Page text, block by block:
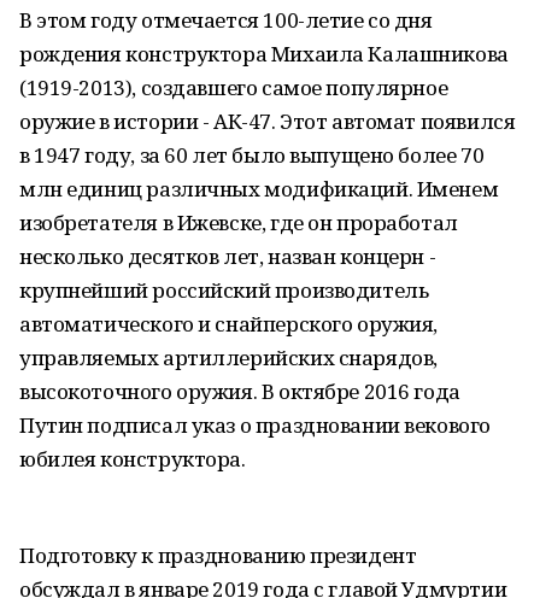
В этом году отмечается 100-летие со дня
рождения конструктора Михаила Калашникова
(1919-2013), создавшего самое популярное
оружие в истории - АК-47. Этот автомат появился
в 1947 году, за 60 лет было выпущено более 70
млн единиц различных модификаций. Именем
изобретателя в Ижевске, где он проработал
несколько десятков лет, назван концерн -
крупнейший российский производитель
автоматического и снайперского оружия,
управляемых артиллерийских снарядов,
высокоточного оружия. В октябре 2016 года
Путин подписал указ о праздновании векового
юбилея конструктора.
Подготовку к празднованию президент
обсуждал в январе 2019 года с главой Удмуртии